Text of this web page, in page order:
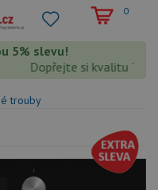
0
5% slevu!
Dopřejte si kvalitu
trouby